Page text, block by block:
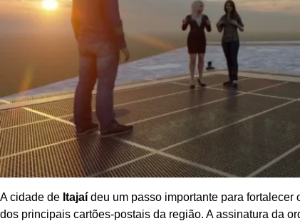
A cidade de Itajaí deu um passo importante para
dos principais cartões-postais da região. A assinatura da